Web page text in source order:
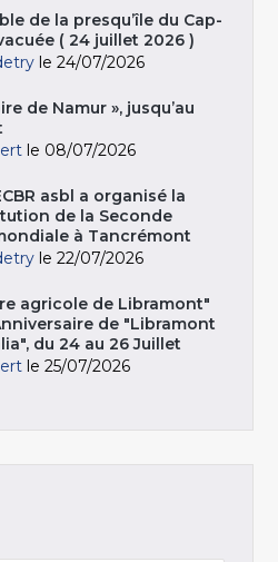
de la presqu’île du Cap-
( 24 juillet 2026 )
le 24/07/2026
de Namur », jusqu’au
le 08/07/2026
asbl a organisé la
de la Seconde
à Tancrémont
le 22/07/2026
agricole de Libramont"
de "Libramont
du 24 au 26 Juillet
le 25/07/2026